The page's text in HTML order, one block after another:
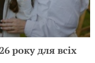
року для всіх